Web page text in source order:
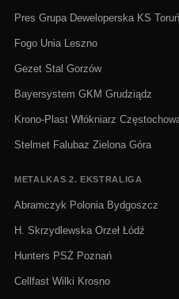
Pres Grupa Deweloperska KS Toruń
Fogo Unia Leszno
Gezet Stal Gorzów
Bayersystem GKM Grudziądz
Krono-Plast Włókniarz
Stelmet Falubaz Zielona Góra
METALKAS 2. EKSTRALIGA
Abramczyk Polonia Bydgoszcz
H. Skrzydlewska Orzeł Łódź
Hunters PSŻ Poznań
Cellfast Wilki Krosno